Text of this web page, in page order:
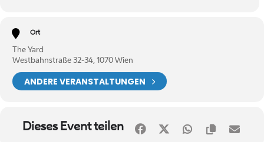
Ort
The Yard
Westbahnstraße 32-34, 1070 Wien
ANDERE VERANSTALTUNGEN
Dieses Event teilen